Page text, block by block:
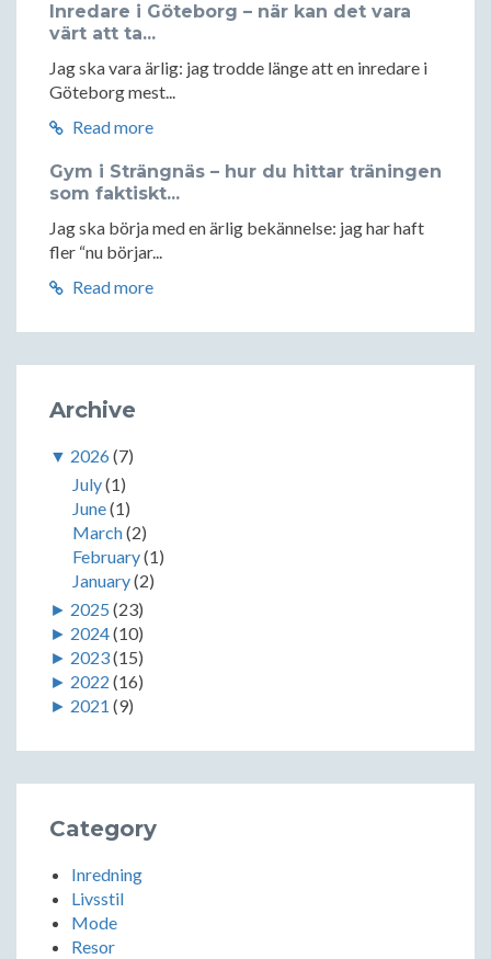
Inredare i Göteborg – när kan det vara
värt att ta...
Jag ska vara ärlig: jag trodde länge att en inredare i
Göteborg mest...
Read more
Gym i Strängnäs – hur du hittar träningen
som faktiskt...
Jag ska börja med en ärlig bekännelse: jag har haft
fler “nu börjar...
Read more
Archive
▼ 2026(7)
July(1)
June(1)
March(2)
February(1)
January(2)
► 2025 (23)
► 2024(10)
► 2023(15)
► 2022 (16)
► 2021 (9)
Category
Inredning
Livsstil
Mode
Resor